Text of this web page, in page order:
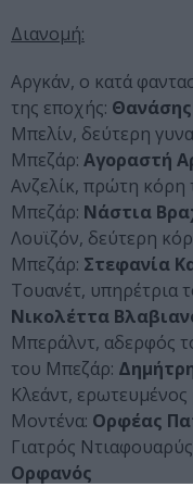
Διανομή:
Αργκάν, ο κατά
της εποχής:
Μπελίν, δεύτερη
Μπεζάρ: Αγοραστή
Ανζελίκ, πρώτη κόρη
Μπεζάρ: Νάστια
Λουϊζόν, δεύτερη
Μπεζάρ: Στεφανία
Τουανέτ, υπηρέτρια
Νικολέττα
Μπεράλντ, αδερφός
του Μπεζάρ:
Κλεάντ, ερωτευμένος
Μοντένα: Ορφέας
Γιατρός
Ορφανός